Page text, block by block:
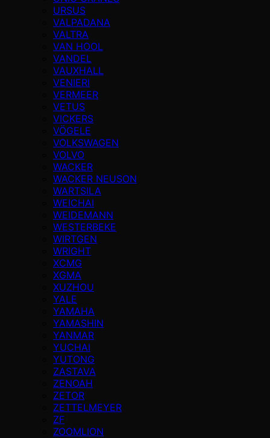
URSUS
VALPADANA
VALTRA
VAN HOOL
VANDEL
VAUXHALL
VENIERI
VERMEER
VETUS
VICKERS
VÖGELE
VOLKSWAGEN
VOLVO
WACKER
WACKER NEUSON
WARTSILA
WEICHAI
WEIDEMANN
WESTERBEKE
WIRTGEN
WRIGHT
XCMG
XGMA
XUZHOU
YALE
YAMAHA
YAMASHIN
YANMAR
YUCHAI
YUTONG
ZASTAVA
ZENOAH
ZETOR
ZETTELMEYER
ZF
ZOOMLION